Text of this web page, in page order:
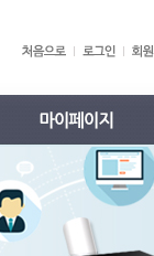
학부모 홈
진도/과제
개인정보 수정